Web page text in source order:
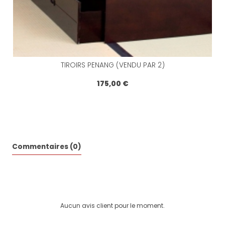
TIROIRS PENANG (VENDU PAR 2)
175,00 €
Commentaires (0)
Aucun avis client pour le moment.